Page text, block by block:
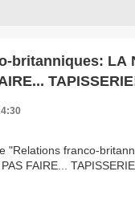
britanniques: LA